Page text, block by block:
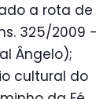
a rota de
325/2009 -
Ângelo);
cultural do